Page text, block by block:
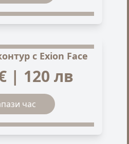
с Exion Face
| 120 лв
час